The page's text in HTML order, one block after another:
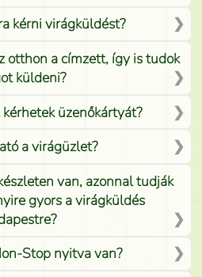
kérni virágküldést?
otthon a címzett, így is tudok
küldeni?
üzenőkártyát?
a virágüzlet?
van, azonnal tudják
gyors a virágküldés
Stop nyitva van?